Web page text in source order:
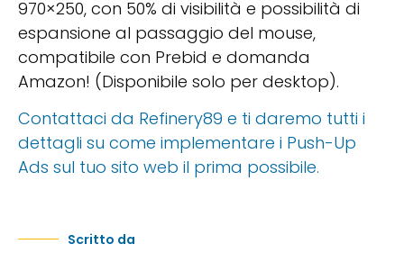
970×250, con 50% di visibilità e possibilità di
espansione al passaggio del mouse,
compatibile con Prebid e domanda
Amazon! (Disponibile solo per desktop).
Contattaci da Refinery89 e ti daremo tutti i
dettagli su come implementare i Push-Up
Ads sul tuo sito web il prima possibile.
Scritto da